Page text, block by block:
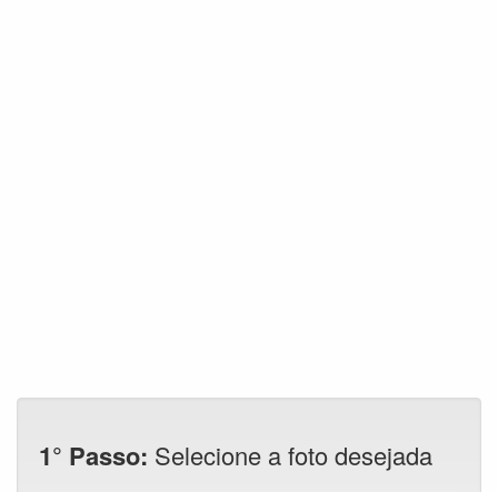
1° Passo: Selecione a foto desejada